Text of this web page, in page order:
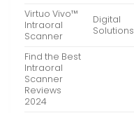
Virtuo Vivo™
Intraoral
Scanner
Digital
Solutions
Find the Best
Intraoral
Scanner
Reviews
2024